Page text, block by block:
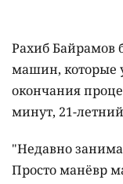
Рахиб Байрамов
машин, которые
окончания
минут, 21-
"Недавно
Просто манёвр